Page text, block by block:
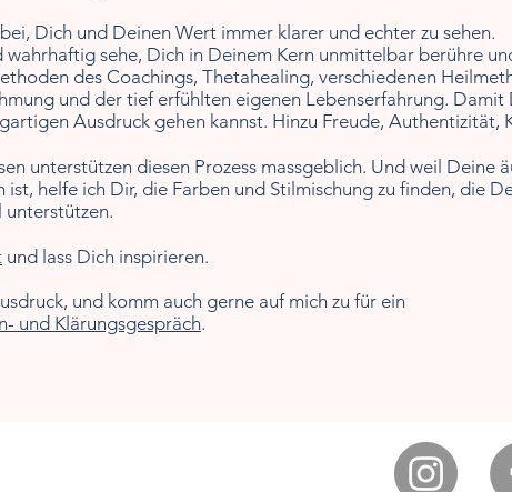
Dich und Deinen Wert immer klarer und echter zu sehen.
wahrhaftig sehe, Dich in Deinem Kern unmittelbar berühre
des Coachings, Thetahealing, verschiedenen
und der tief erfühlten eigenen Lebenserfahrung. Damit
Ausdruck gehen kannst. Hinzu Freude, Authentizität,
unterstützen diesen Prozess massgeblich. Und weil Deine
ist, helfe ich Dir, die Farben und Stilmischung zu finden, die
unterstützen.
und lass Dich inspirieren.
und komm auch gerne auf mich zu für ein
und Klärungsgespräch.